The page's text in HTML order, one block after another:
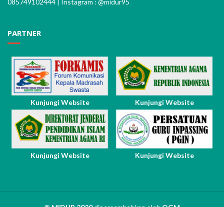
085749102444 | Instagram : @midur95
PARTNER
Kunjungi Website Kunjungi Website
Kunjungi Website Kunjungi Website